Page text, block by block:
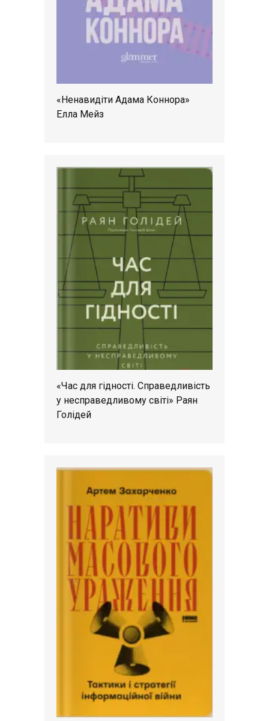
«Ненавидіти Адама Коннора»
Елла Мейз
«Час для гідності. Справедливість
у несправедливому світі» Раян
Голідей